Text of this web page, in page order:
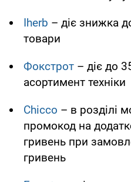
Iherb – діє знижка
товари
Фокстрот – діє до
асортимент техніки
Chicco – в розділі
промокод на
гривень при
гривень